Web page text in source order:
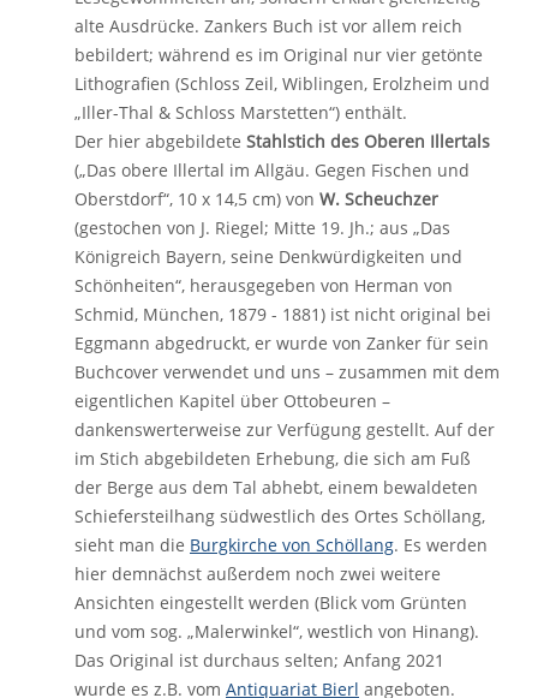
alte Ausdrücke. Zankers Buch ist vor allem reich
bebildert; während es im Original nur vier getönte
Lithografien (Schloss Zeil, Wiblingen, Erolzheim und
„Iller-Thal & Schloss Marstetten“) enthält.
Der hier abgebildete Stahlstich des Oberen Illertals
(„Das obere Illertal im Allgäu. Gegen Fischen und
Oberstdorf“, 10 x 14,5 cm) von W. Scheuchzer
(gestochen von J. Riegel; Mitte 19. Jh.; aus „Das
Königreich Bayern, seine Denkwürdigkeiten und
Schönheiten“, herausgegeben von Herman von
Schmid, München, 1879 - 1881) ist nicht original bei
Eggmann abgedruckt, er wurde von Zanker für sein
Buchcover verwendet und uns – zusammen mit dem
eigentlichen Kapitel über Ottobeuren –
dankenswerterweise zur Verfügung gestellt. Auf der
im Stich abgebildeten Erhebung, die sich am Fuß
der Berge aus dem Tal abhebt, einem bewaldeten
Schiefersteilhang südwestlich des Ortes Schöllang,
sieht man die Burgkirche von Schöllang. Es werden
hier demnächst außerdem noch zwei weitere
Ansichten eingestellt werden (Blick vom Grünten
und vom sog. „Malerwinkel“, westlich von Hinang).
Das Original ist durchaus selten; Anfang 2021
wurde es z.B. vom Antiquariat Bierl angeboten.